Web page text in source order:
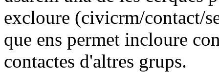
excloure (civicrm/contact/
que ens permet incloure
contactes d'altres grups.